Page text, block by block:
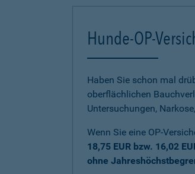
Hunde-OP-
Haben Sie schon mal
oberflächlichen
Untersuchungen,
Wenn Sie eine OP-
18,75 EUR bzw. 16,02
ohne